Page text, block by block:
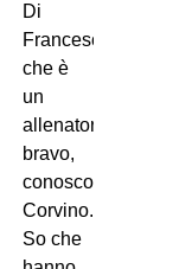
Di
Francesco
che è
un
allenatore
bravo,
conosco
Corvino.
So che